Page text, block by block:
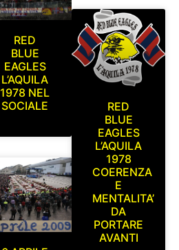
RED
BLUE
EAGLES
L’AQUILA
1978 NEL
SOCIALE
RED
BLUE
EAGLES
L’AQUILA
1978
COERENZA
E
MENTALITA’
DA
PORTARE
AVANTI